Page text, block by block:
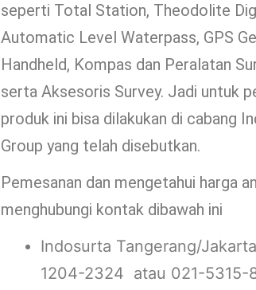
seperti Total Station, Theodolite
Automatic Level Waterpass, GPS
Handheld, Kompas dan Peralatan
serta Aksesoris Survey. Jadi untuk
produk ini bisa dilakukan di cabang
Group yang telah disebutkan.
Pemesanan dan mengetahui harga
menghubungi kontak dibawah ini
Indosurta Tangerang/
1204-2324 atau 021-5315-